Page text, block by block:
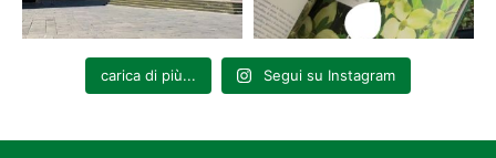
carica di più... Segui su Instagram